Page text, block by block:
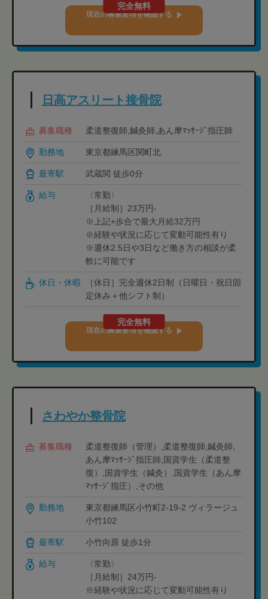
完全無料
現在の募集要項を確認する
日高アスリート接骨院
募集職種 柔道整復師,鍼灸師,あん摩ﾏｯｻｰｼﾞ指圧師
勤務地 東京都練馬区関町北
最寄駅 武蔵関 徒歩0分
給与
〈常勤〉
［月給制］23万円-
※上記+歩合で最大月給32万円
※経験や状況に応じて変動可能性有り
※週休2.5日や3日など働き方の相談が柔
軟に可能です
休日・休暇
［休日］完全週休2日制（日曜日・祝日固
定休み＋他シフト制）
完全無料
現在の募集要項を確認する
さわやか整骨院
募集職種
柔道整復師（管理）,柔道整復師,鍼灸師,
あん摩ﾏｯｻｰｼﾞ指圧師,国資学生（柔道整
復）,国資学生（鍼灸）,国資学生（あん摩
ﾏｯｻｰｼﾞ指圧）,その他
勤務地
東京都練馬区小竹町2-19-2 ヴィラージュ
小竹102
最寄駅 小竹向原 徒歩1分
給与
〈常勤〉
［月給制］24万円-
※経験や状況に応じて変動可能性有り